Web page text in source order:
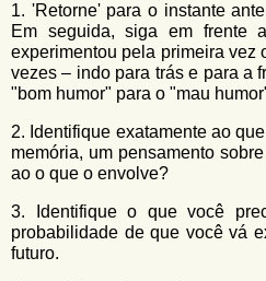
1. 'Retorne' para o instante
Em seguida, siga em frente
experimentou pela primeira vez
vezes – indo para trás e para a
"bom humor" para o "mau
2. Identifique exatamente ao
memória, um pensamento
ao o que o envolve?
3. Identifique o que você
probabilidade de que você vá
futuro.